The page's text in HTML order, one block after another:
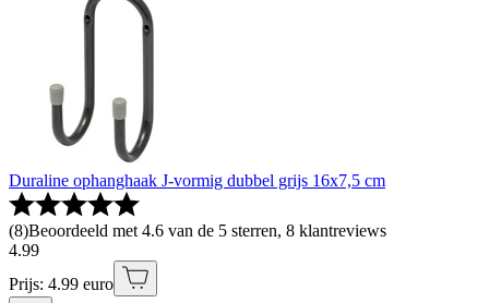
Duraline ophanghaak J-vormig dubbel grijs 16x7,5 cm
(8)Beoordeeld met 4.6 van de 5 sterren, 8 klantreviews
4.99
Prijs: 4.99 euro